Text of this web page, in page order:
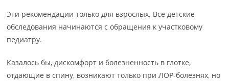
Эти рекомендации только для взрослых. Все детские
обследования начинаются с обращения к участковому
педиатру.
Казалось бы, дискомфорт и болезненность в глотке,
отдающие в спину, возникают только при ЛОР-болезнях, но